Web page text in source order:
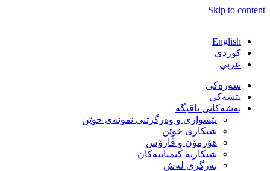
Skip to content
English
كوردی
عربي
سەرەکی
پێشەکی
بەشەكانی تاقیگە
پێشوازی و وەرگرتنی نمونەی خوێن
شیكاری خوێن
هۆرمۆن و ڤارۆس
شیكاریە كیمیاییەكان
بەرگری لەش